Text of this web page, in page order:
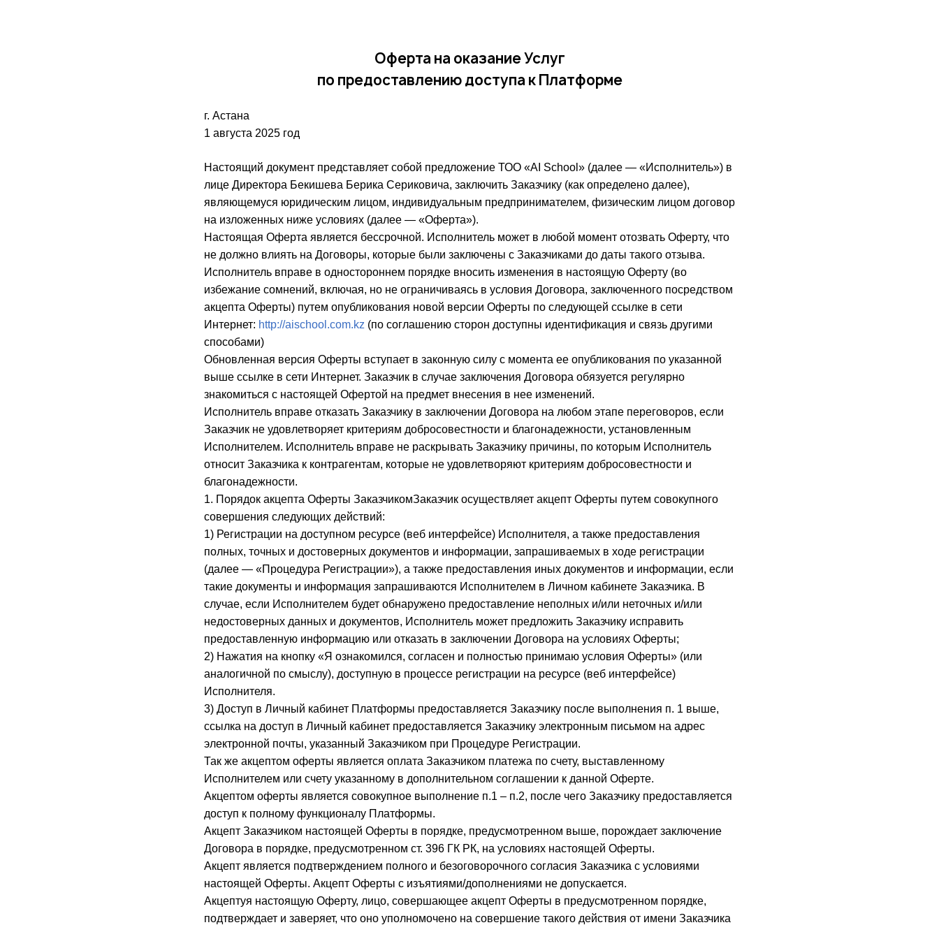
Оферта на оказание Услуг
по предоставлению доступа к Платформе
г. Астана
1 августа 2025 год
Настоящий документ представляет собой предложение ТОО «AI School» (далее — «Исполнитель») в
лице Директора Бекишева Берика Сериковича, заключить Заказчику (как определено далее),
являющемуся юридическим лицом, индивидуальным предпринимателем, физическим лицом договор
на изложенных ниже условиях (далее — «Оферта»).
Настоящая Оферта является бессрочной. Исполнитель может в любой момент отозвать Оферту, что
не должно влиять на Договоры, которые были заключены с Заказчиками до даты такого отзыва.
Исполнитель вправе в одностороннем порядке вносить изменения в настоящую Оферту (во
избежание сомнений, включая, но не ограничиваясь в условия Договора, заключенного посредством
акцепта Оферты) путем опубликования новой версии Оферты по следующей ссылке в сети
Интернет: http://aischool.com.kz (по соглашению сторон доступны идентификация и связь другими
способами)
Обновленная версия Оферты вступает в законную силу с момента ее опубликования по указанной
выше ссылке в сети Интернет. Заказчик в случае заключения Договора обязуется регулярно
знакомиться с настоящей Офертой на предмет внесения в нее изменений.
Исполнитель вправе отказать Заказчику в заключении Договора на любом этапе переговоров, если
Заказчик не удовлетворяет критериям добросовестности и благонадежности, установленным
Исполнителем. Исполнитель вправе не раскрывать Заказчику причины, по которым Исполнитель
относит Заказчика к контрагентам, которые не удовлетворяют критериям добросовестности и
благонадежности.
1. Порядок акцепта Оферты ЗаказчикомЗаказчик осуществляет акцепт Оферты путем совокупного
совершения следующих действий:
1) Регистрации на доступном ресурсе (веб интерфейсе) Исполнителя, а также предоставления
полных, точных и достоверных документов и информации, запрашиваемых в ходе регистрации
(далее — «Процедура Регистрации»), а также предоставления иных документов и информации, если
такие документы и информация запрашиваются Исполнителем в Личном кабинете Заказчика. В
случае, если Исполнителем будет обнаружено предоставление неполных и/или неточных и/или
недостоверных данных и документов, Исполнитель может предложить Заказчику исправить
предоставленную информацию или отказать в заключении Договора на условиях Оферты;
2) Нажатия на кнопку «Я ознакомился, согласен и полностью принимаю условия Оферты» (или
аналогичной по смыслу), доступную в процессе регистрации на ресурсе (веб интерфейсе)
Исполнителя.
3) Доступ в Личный кабинет Платформы предоставляется Заказчику после выполнения п. 1 выше,
ссылка на доступ в Личный кабинет предоставляется Заказчику электронным письмом на адрес
электронной почты, указанный Заказчиком при Процедуре Регистрации.
Так же акцептом оферты является оплата Заказчиком платежа по счету, выставленному
Исполнителем или счету указанному в дополнительном соглашении к данной Оферте.
Акцептом оферты является совокупное выполнение п.1 – п.2, после чего Заказчику предоставляется
доступ к полному функционалу Платформы.
Акцепт Заказчиком настоящей Оферты в порядке, предусмотренном выше, порождает заключение
Договора в порядке, предусмотренном ст. 396 ГК РК, на условиях настоящей Оферты.
Акцепт является подтверждением полного и безоговорочного согласия Заказчика с условиями
настоящей Оферты. Акцепт Оферты с изъятиями/дополнениями не допускается.
Акцептуя настоящую Оферту, лицо, совершающее акцепт Оферты в предусмотренном порядке,
подтверждает и заверяет, что оно уполномочено на совершение такого действия от имени Заказчика